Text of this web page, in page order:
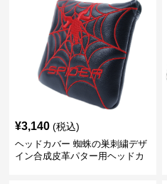
¥3,140 (税込)
ヘッドカバー 蜘蛛の巣刺繍デザ
イン合成皮革パター用ヘッドカ